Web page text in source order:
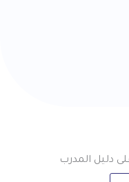
دليل المدرب